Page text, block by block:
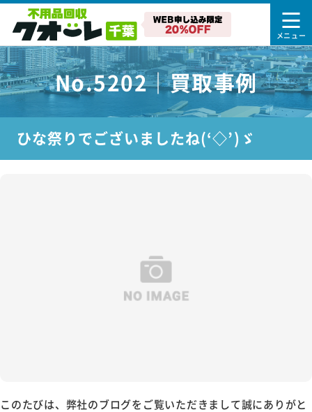
No.5202｜買取事例
ひな祭りでございましたね(‘◇’)ゞ
このたびは、弊社のブログをご覧いただきまして誠にありがと